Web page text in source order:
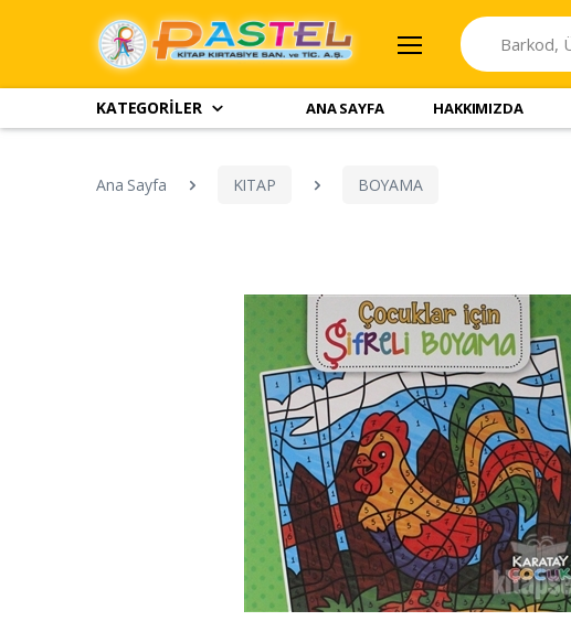
KATEGORİLER ANA SAYFA HAKKIMIZDA
Ana Sayfa KITAP BOYAMA